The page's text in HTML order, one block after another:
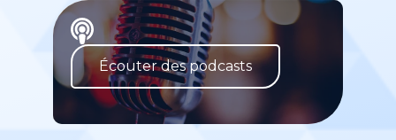
Écouter des podcasts